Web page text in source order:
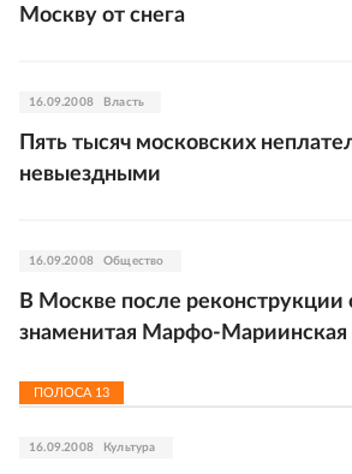
Москву от снега
16.09.2008 Власть
Пять тысяч московских
невыездными
16.09.2008 Общество
В Москве после реконструкции
знаменитая Марфо-Мариинская
ПОЛОСА 13
16.09.2008 Культура